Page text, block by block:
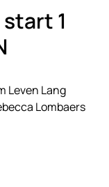
1
Leven Lang
Lombaers